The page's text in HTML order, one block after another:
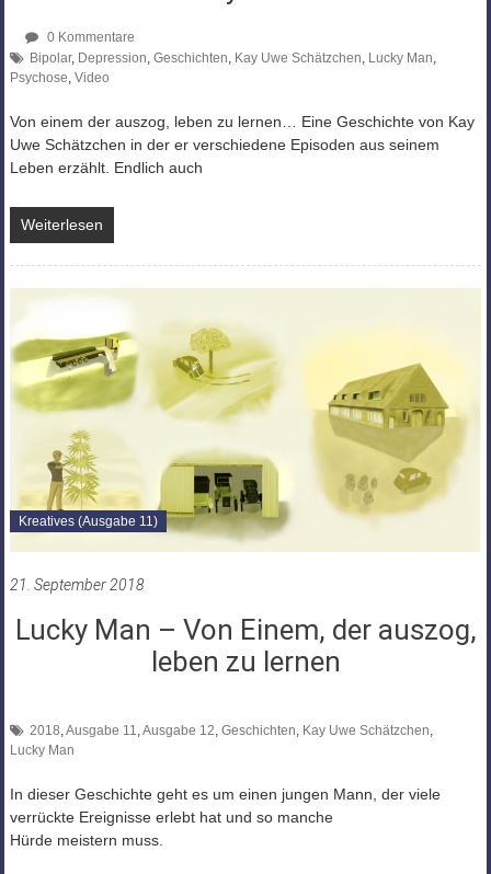
0 Kommentare
Bipolar, Depression, Geschichten, Kay Uwe Schätzchen, Lucky Man,
Psychose, Video
Von einem der auszog, leben zu lernen… Eine Geschichte von Kay
Uwe Schätzchen in der er verschiedene Episoden aus seinem
Leben erzählt. Endlich auch
Weiterlesen
Kreatives (Ausgabe 11)
21. September 2018
Lucky Man – Von Einem, der auszog,
leben zu lernen
2018 Ausgabe 11 Ausgabe 12 Geschichten Kay Uwe Schätzchen
Lucky Man
In dieser Geschichte geht es um einen jungen Mann, der viele
verrückte Ereignisse erlebt hat und so manche
Hürde meistern muss.